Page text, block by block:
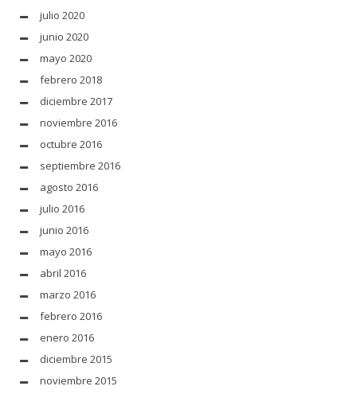
julio 2020
junio 2020
mayo 2020
febrero 2018
diciembre 2017
noviembre 2016
octubre 2016
septiembre 2016
agosto 2016
julio 2016
junio 2016
mayo 2016
abril 2016
marzo 2016
febrero 2016
enero 2016
diciembre 2015
noviembre 2015